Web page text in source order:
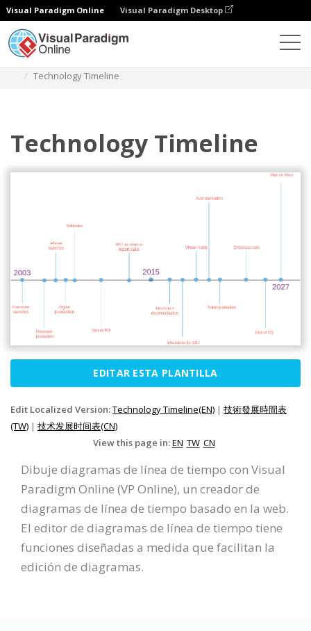
Visual Paradigm Online Visual Paradigm Desktop
Technology Timeline
Technology Timeline
EDITAR ESTA PLANTILLA
Edit Localized Version:Technology Timeline(EN) | 技術發展時間表
(TW) | 技术发展时间表(CN)
View this page in:EN TW CN
Dibuje diagramas de línea de tiempo con Visual
Paradigm Online (VP Online), un creador de
diagramas de línea de tiempo basado en la web.
El editor de diagramas de línea de tiempo tiene
funciones diseñadas a medida que facilitan la
edición de diagramas.